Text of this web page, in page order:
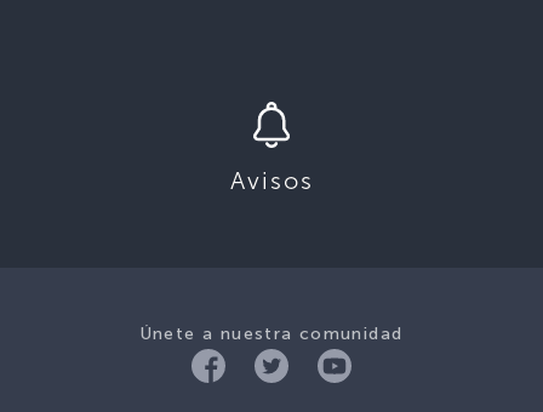
Avisos
Únete a nuestra comunidad